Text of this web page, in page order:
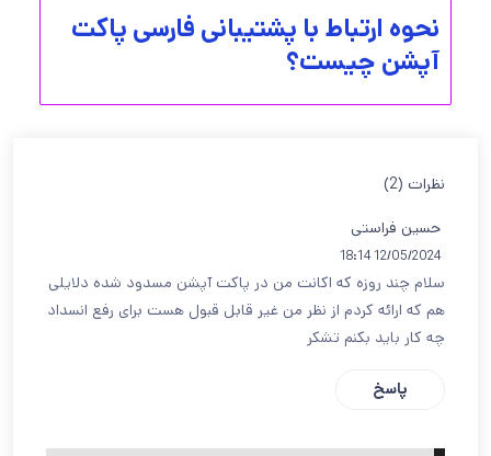
نحوه ارتباط با پشتیبانی فارسی پاکت
آپشن چیست؟
نظرات (2)
حسین فراستی
12/05/2024 18:14
سلام چند روزه که اکانت من در پاکت آپشن مسدود شده دلایلی
هم که ارائه کردم از نظر من غیر قابل قبول هست برای رفع انسداد
چه کار باید بکنم تشکر
پاسخ